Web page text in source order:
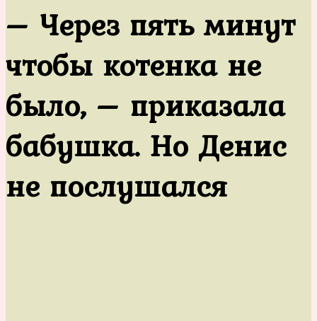
– Через пять минут
чтобы котенка не
было, – приказала
бабушка. Но Денис
не послушался